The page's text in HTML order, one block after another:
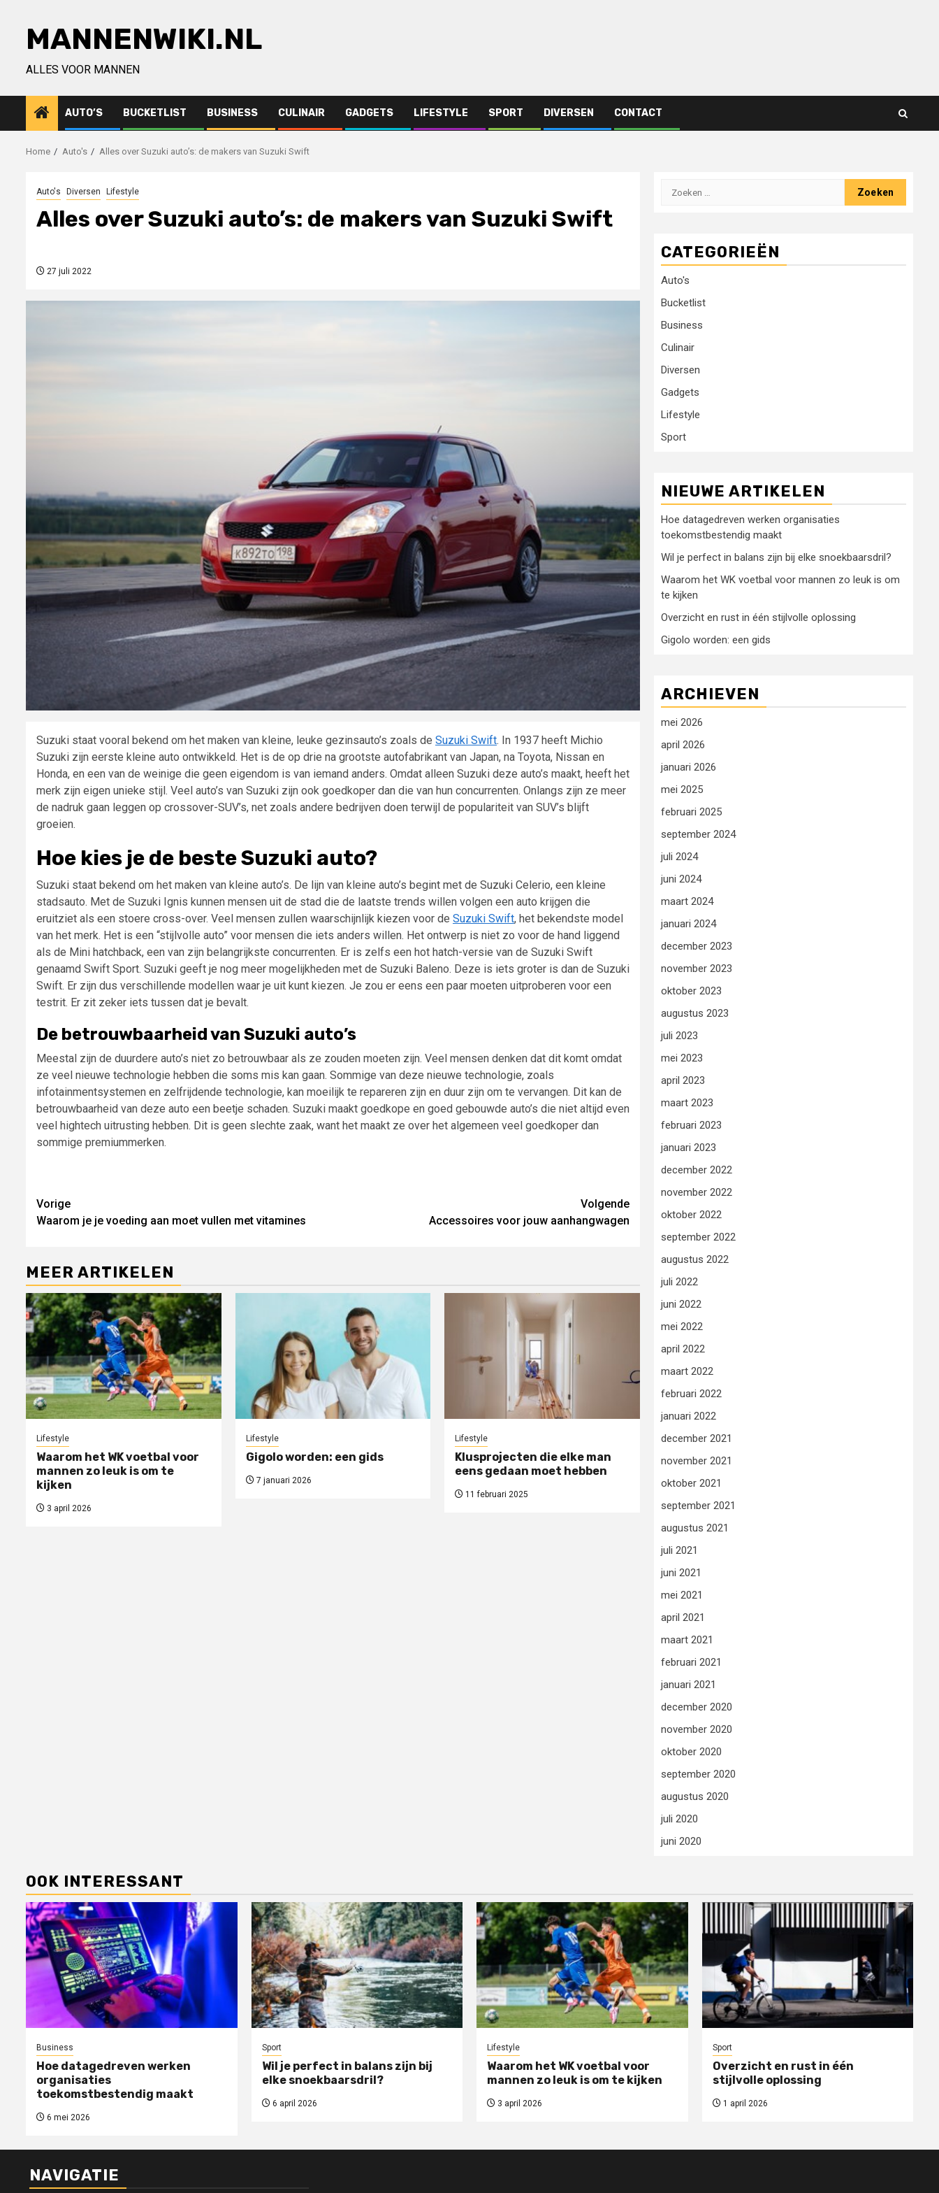
MANNENWIKI.NL
ALLES VOOR MANNEN
AUTO’S BUCKETLIST BUSINESS CULINAIR GADGETS LIFESTYLE SPORT DIVERSEN CONTACT
Home Auto's Alles over Suzuki auto’s: de makers van Suzuki Swift
Auto's Diversen Lifestyle
Alles over Suzuki auto’s: de makers van Suzuki Swift
27 juli 2022
Suzuki staat vooral bekend om het maken van kleine, leuke gezinsauto’s zoals de Suzuki Swift. In 1937 heeft Michio
Suzuki zijn eerste kleine auto ontwikkeld. Het is de op drie na grootste autofabrikant van Japan, na Toyota, Nissan en
Honda, en een van de weinige die geen eigendom is van iemand anders. Omdat alleen Suzuki deze auto’s maakt, heeft het
merk zijn eigen unieke stijl. Veel auto’s van Suzuki zijn ook goedkoper dan die van hun concurrenten. Onlangs zijn ze meer
de nadruk gaan leggen op crossover-SUV’s, net zoals andere bedrijven doen terwijl de populariteit van SUV’s blijft
groeien.
Hoe kies je de beste Suzuki auto?
Suzuki staat bekend om het maken van kleine auto’s. De lijn van kleine auto’s begint met de Suzuki Celerio, een kleine
stadsauto. Met de Suzuki Ignis kunnen mensen uit de stad die de laatste trends willen volgen een auto krijgen die
eruitziet als een stoere cross-over. Veel mensen zullen waarschijnlijk kiezen voor de Suzuki Swift, het bekendste model
van het merk. Het is een “stijlvolle auto” voor mensen die iets anders willen. Het ontwerp is niet zo voor de hand liggend
als de Mini hatchback, een van zijn belangrijkste concurrenten. Er is zelfs een hot hatch-versie van de Suzuki Swift
genaamd Swift Sport. Suzuki geeft je nog meer mogelijkheden met de Suzuki Baleno. Deze is iets groter is dan de Suzuki
Swift. Er zijn dus verschillende modellen waar je uit kunt kiezen. Je zou er eens een paar moeten uitproberen voor een
testrit. Er zit zeker iets tussen dat je bevalt.
De betrouwbaarheid van Suzuki auto’s
Meestal zijn de duurdere auto’s niet zo betrouwbaar als ze zouden moeten zijn. Veel mensen denken dat dit komt omdat
ze veel nieuwe technologie hebben die soms mis kan gaan. Sommige van deze nieuwe technologie, zoals
infotainmentsystemen en zelfrijdende technologie, kan moeilijk te repareren zijn en duur zijn om te vervangen. Dit kan de
betrouwbaarheid van deze auto een beetje schaden. Suzuki maakt goedkope en goed gebouwde auto’s die niet altijd even
veel hightech uitrusting hebben. Dit is geen slechte zaak, want het maakt ze over het algemeen veel goedkoper dan
sommige premiummerken.
Lees
verder
Vorige
Waarom je je voeding aan moet vullen met vitamines
Volgende
Accessoires voor jouw aanhangwagen
MEER ARTIKELEN
Lifestyle
Waarom het WK voetbal voor
mannen zo leuk is om te
kijken
3 april 2026
Lifestyle
Gigolo worden: een gids
7 januari 2026
Lifestyle
Klusprojecten die elke man
eens gedaan moet hebben
11 februari 2025
Zoeken
CATEGORIEËN
Auto's
Bucketlist
Business
Culinair
Diversen
Gadgets
Lifestyle
Sport
NIEUWE ARTIKELEN
Hoe datagedreven werken organisaties
toekomstbestendig maakt
Wil je perfect in balans zijn bij elke snoekbaarsdril?
Waarom het WK voetbal voor mannen zo leuk is om
te kijken
Overzicht en rust in één stijlvolle oplossing
Gigolo worden: een gids
ARCHIEVEN
mei 2026
april 2026
januari 2026
mei 2025
februari 2025
september 2024
juli 2024
juni 2024
maart 2024
januari 2024
december 2023
november 2023
oktober 2023
augustus 2023
juli 2023
mei 2023
april 2023
maart 2023
februari 2023
januari 2023
december 2022
november 2022
oktober 2022
september 2022
augustus 2022
juli 2022
juni 2022
mei 2022
april 2022
maart 2022
februari 2022
januari 2022
december 2021
november 2021
oktober 2021
september 2021
augustus 2021
juli 2021
juni 2021
mei 2021
april 2021
maart 2021
februari 2021
januari 2021
december 2020
november 2020
oktober 2020
september 2020
augustus 2020
juli 2020
juni 2020
OOK INTERESSANT
Business
Hoe datagedreven werken
organisaties
toekomstbestendig maakt
6 mei 2026
Sport
Wil je perfect in balans zijn bij
elke snoekbaarsdril?
6 april 2026
Lifestyle
Waarom het WK voetbal voor
mannen zo leuk is om te kijken
3 april 2026
Sport
Overzicht en rust in één
stijlvolle oplossing
1 april 2026
NAVIGATIE